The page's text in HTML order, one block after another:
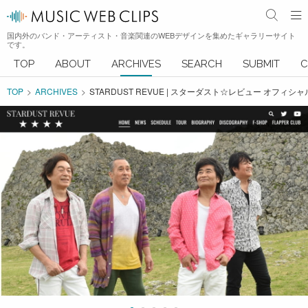
国内外のバンド・アーティスト・音楽関連のWEBデザインを集めたギャラリーサイト
です。
TOP ABOUT ARCHIVES SEARCH SUBMIT
TOP ARCHIVES STARDUST REVUE | スターダスト☆レビュー オフィシャ